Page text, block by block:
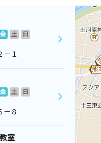
金 土
日
－１
金 土
日
－８
室